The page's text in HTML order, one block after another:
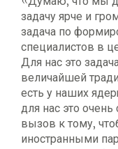
задачу ярче и
задача по
специалистов в
Для нас это
величайшей
есть у наших
для нас это
вызов к тому,
иностранными